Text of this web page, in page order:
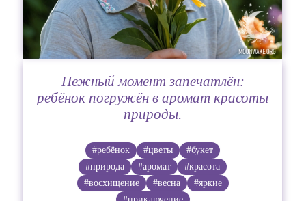
Нежный момент запечатлён:
ребёнок погружён в аромат красоты
природы.
#ребёнок #цветы
#букет
#природа
#аромат
#красота
#восхищение
#весна
#яркие